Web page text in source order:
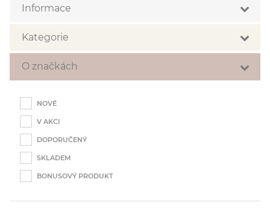
Informace
Profesionální produkty
Kategorie
Čištění
Somi
Eye Zone
AQUActive
Forest
SPICEup
Blossom
SeeCHANGE
O značkách
O značkách
NOVÉ
V AKCI
DOPORUČENÝ
SKLADEM
BONUSOVÝ PRODUKT